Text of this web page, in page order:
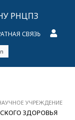
РНЦПЗ
СВЯЗЬ
УЧРЕЖДЕНИЕ
ЗДОРОВЬЯ